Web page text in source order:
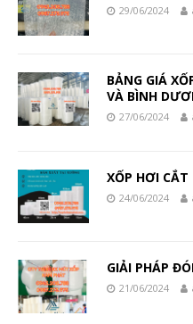
29/06/2024
BẢNG GIÁ
VÀ BÌNH
27/06/2024
XỐP HƠI CẮT
24/06/2024
GIẢI PHÁP
21/06/2024